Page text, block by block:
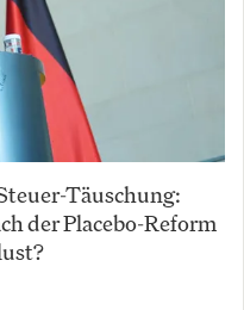
Täuschung:
der Placebo-Reform